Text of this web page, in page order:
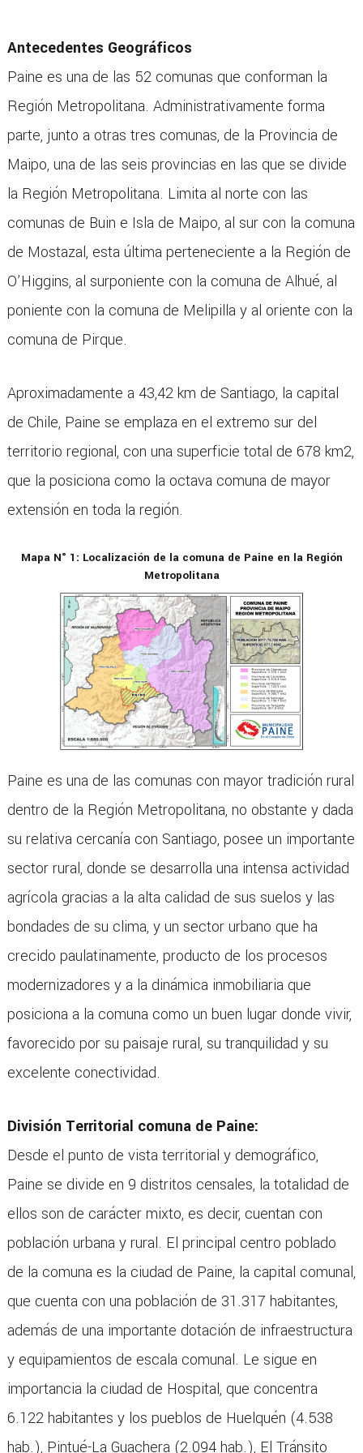
Antecedentes Geográficos
Paine es una de las 52 comunas que conforman la
Región Metropolitana. Administrativamente forma
parte, junto a otras tres comunas, de la Provincia de
Maipo, una de las seis provincias en las que se divide
la Región Metropolitana. Limita al norte con las
comunas de Buin e Isla de Maipo, al sur con la comuna
de Mostazal, esta última perteneciente a la Región de
O’Higgins, al surponiente con la comuna de Alhué, al
poniente con la comuna de Melipilla y al oriente con la
comuna de Pirque.
Aproximadamente a 43,42 km de Santiago, la capital
de Chile, Paine se emplaza en el extremo sur del
territorio regional, con una superficie total de 678 km2,
que la posiciona como la octava comuna de mayor
extensión en toda la región.
Mapa N° 1: Localización de la comuna de Paine en la Región
Metropolitana
Paine es una de las comunas con mayor tradición rural
dentro de la Región Metropolitana, no obstante y dada
su relativa cercanía con Santiago, posee un importante
sector rural, donde se desarrolla una intensa actividad
agrícola gracias a la alta calidad de sus suelos y las
bondades de su clima, y un sector urbano que ha
crecido paulatinamente, producto de los procesos
modernizadores y a la dinámica inmobiliaria que
posiciona a la comuna como un buen lugar donde vivir,
favorecido por su paisaje rural, su tranquilidad y su
excelente conectividad.
División Territorial comuna de Paine:
Desde el punto de vista territorial y demográfico,
Paine se divide en 9 distritos censales, la totalidad de
ellos son de carácter mixto, es decir, cuentan con
población urbana y rural. El principal centro poblado
de la comuna es la ciudad de Paine, la capital comunal,
que cuenta con una población de 31.317 habitantes,
además de una importante dotación de infraestructura
y equipamientos de escala comunal. Le sigue en
importancia la ciudad de Hospital, que concentra
6.122 habitantes y los pueblos de Huelquén (4.538
hab.), Pintué-La Guachera (2.094 hab.), El Tránsito